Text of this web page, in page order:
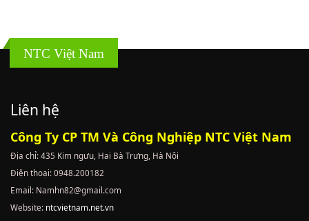
NTC Việt Nam
Liên hệ
Công Ty CP TM Và Công Nghiệp NTC Việt Nam
Địa chỉ: 435 Kim ngưu, Hai Bà Trưng, Hà Nội
Điện thoại: 0948.200182
Email: Namhn82@gmail.com
Website: ntcvietnam.net.vn